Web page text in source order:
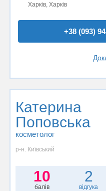
Харків, Харків
+38 (093)
Катерина
Поповська
косметолог
р-н. Київський
10
балів
2
відгука